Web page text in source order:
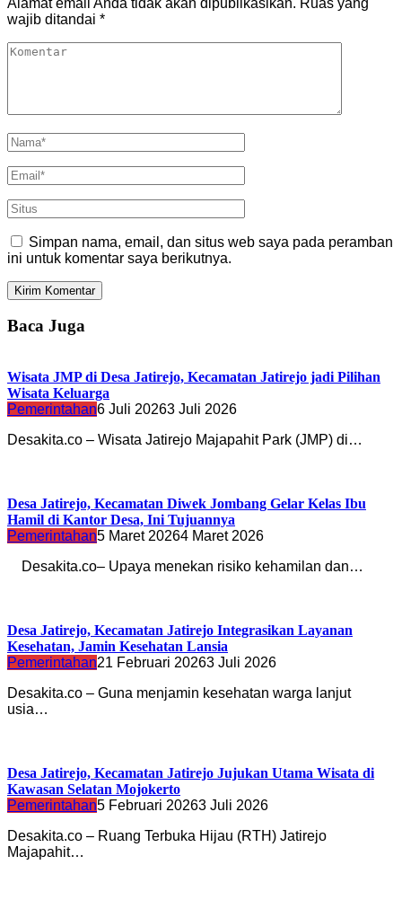
wajib ditandai *
Simpan nama, email, dan situs web saya pada peramban
ini untuk komentar saya berikutnya.
Baca Juga
Wisata JMP di Desa Jatirejo, Kecamatan Jatirejo jadi Pilihan
Wisata Keluarga
Pemerintahan6 Juli 20263 Juli 2026
Desakita.co – Wisata Jatirejo Majapahit Park (JMP) di…
Desa Jatirejo, Kecamatan Diwek Jombang Gelar Kelas Ibu
Hamil di Kantor Desa, Ini Tujuannya
Pemerintahan5 Maret 20264 Maret 2026
Desakita.co– Upaya menekan risiko kehamilan dan…
Desa Jatirejo, Kecamatan Jatirejo Integrasikan Layanan
Kesehatan, Jamin Kesehatan Lansia
Pemerintahan21 Februari 20263 Juli 2026
Desakita.co – Guna menjamin kesehatan warga lanjut
usia…
Desa Jatirejo, Kecamatan Jatirejo Jujukan Utama Wisata di
Kawasan Selatan Mojokerto
Pemerintahan5 Februari 20263 Juli 2026
Desakita.co – Ruang Terbuka Hijau (RTH) Jatirejo
Majapahit…